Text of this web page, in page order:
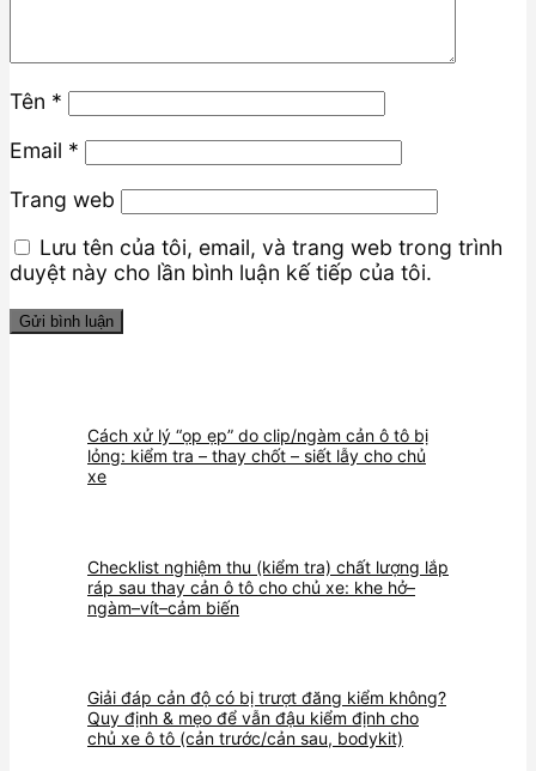
Tên *
Email *
Trang web
Lưu tên của tôi, email, và trang web trong trình
duyệt này cho lần bình luận kế tiếp của tôi.
Cách xử lý “ọp ẹp” do clip/ngàm cản ô tô bị
lỏng: kiểm tra – thay chốt – siết lẫy cho chủ
xe
Checklist nghiệm thu (kiểm tra) chất lượng lắp
ráp sau thay cản ô tô cho chủ xe: khe hở–
ngàm–vít–cảm biến
Giải đáp cản độ có bị trượt đăng kiểm không?
Quy định & mẹo để vẫn đậu kiểm định cho
chủ xe ô tô (cản trước/cản sau, bodykit)